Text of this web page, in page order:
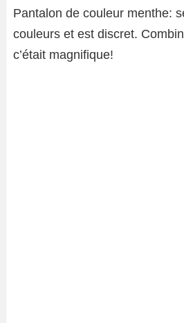
Pantalon de couleur menthe:
couleurs et est discret.
c’était magnifique!